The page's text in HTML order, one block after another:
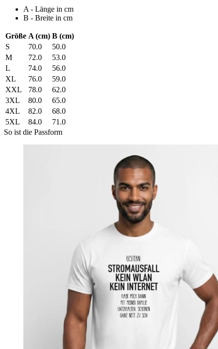
A - Länge in cm
B - Breite in cm
Größe A (cm) B (cm)
S
70.0
50.0
M
72.0
53.0
L
74.0
56.0
XL
76.0
59.0
XXL
78.0
62.0
3XL
80.0
65.0
4XL
82.0
68.0
5XL
84.0
71.0
So ist die Passform